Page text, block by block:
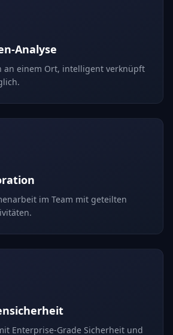
Analyse
an einem Ort, intelligent verknüpft
im Team mit geteilten
Enterprise-Grade Sicherheit und